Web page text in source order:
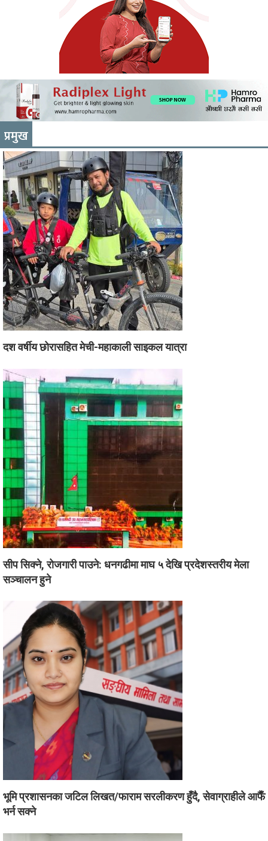
प्रमुख
दश वर्षीय छोरासहित मेची-महाकाली साइकल यात्रा
सीप सिक्ने, रोजगारी पाउने: धनगढीमा माघ ५ देखि प्रदेशस्तरीय मेला
सञ्चालन हुने
भूमि प्रशासनका जटिल लिखत/फाराम सरलीकरण हुँदै, सेवाग्राहीले आफैँ
भर्न सक्ने